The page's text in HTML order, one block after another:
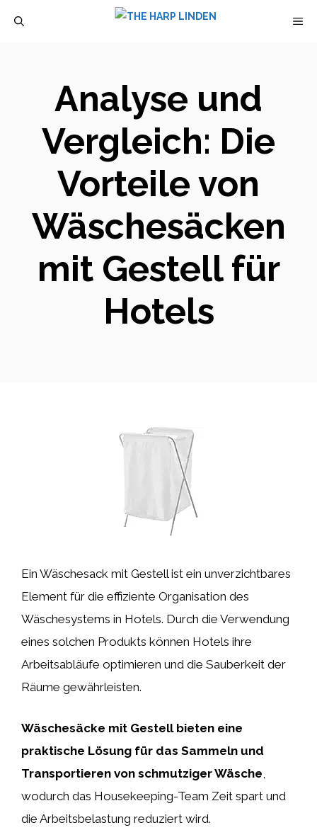
Analyse und
Vergleich: Die
Vorteile von
Wäschesäcken
mit Gestell für
Hotels
Ein Wäschesack mit Gestell ist ein unverzichtbares
Element für die effiziente Organisation des
Wäschesystems in Hotels. Durch die Verwendung
eines solchen Produkts können Hotels ihre
Arbeitsabläufe optimieren und die Sauberkeit der
Räume gewährleisten.
Wäschesäcke mit Gestell bieten eine
praktische Lösung für das Sammeln und
Transportieren von schmutziger Wäsche
wodurch das Housekeeping-Team Zeit spart und
die Arbeitsbelastung reduziert wird.